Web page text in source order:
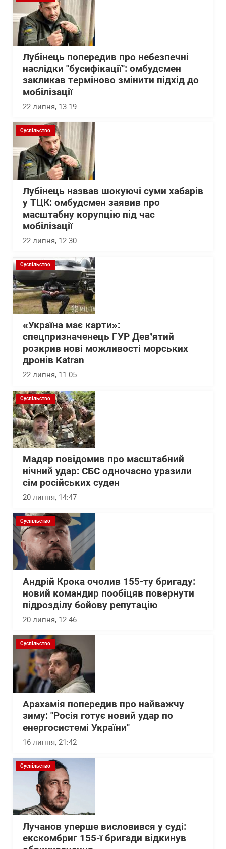
Лубінець попередив про небезпечні
наслідки "бусифікації": омбудсмен
закликав терміново змінити підхід до
мобілізації
22 липня, 13:19
Суспільство
Лубінець назвав шокуючі суми хабарів
у ТЦК: омбудсмен заявив про
масштабну корупцію під час
мобілізації
22 липня, 12:30
Суспільство
«Україна має карти»:
спецпризначенець ГУР Дев’ятий
розкрив нові можливості морських
дронів Katran
22 липня, 11:05
Суспільство
Мадяр повідомив про масштабний
нічний удар: СБС одночасно уразили
сім російських суден
20 липня, 14:47
Суспільство
Андрій Крока очолив 155-ту бригаду:
новий командир пообіцяв повернути
підрозділу бойову репутацію
20 липня, 12:46
Суспільство
Арахамія попередив про найважчу
зиму: "Росія готує новий удар по
енергосистемі України"
16 липня, 21:42
Суспільство
Лучанов уперше висловився у суді:
екскомбриг 155-ї бригади відкинув